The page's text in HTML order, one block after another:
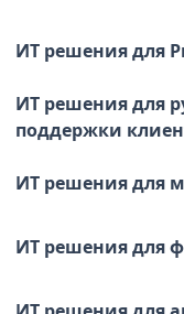
ИТ решения для
ИТ решения для
поддержки
ИТ решения для
ИТ решения для